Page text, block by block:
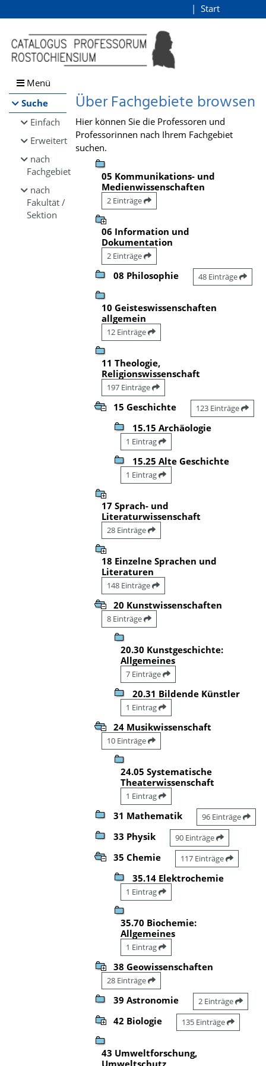
Browsen
direkt zum Inhalt
Start
Menü
Suche
Einfach
Erweitert
nach
Fachgebiet
nach
Fakultät /
Sektion
Über Fachgebiete browsen
Hier können Sie die Professoren und
Professorinnen nach Ihrem Fachgebiet
suchen.
05 Kommunikations- und
Medienwissenschaften
2 Einträge
06 Information und
Dokumentation
2 Einträge
08 Philosophie 48 Einträge
10 Geisteswissenschaften
allgemein
12 Einträge
11 Theologie,
Religionswissenschaft
197 Einträge
15 Geschichte 123 Einträge
15.15 Archäologie
1 Eintrag
15.25 Alte Geschichte
1 Eintrag
17 Sprach- und
Literaturwissenschaft
28 Einträge
18 Einzelne Sprachen und
Literaturen
148 Einträge
20 Kunstwissenschaften
8 Einträge
20.30 Kunstgeschichte:
Allgemeines
7 Einträge
20.31 Bildende Künstler
1 Eintrag
24 Musikwissenschaft
10 Einträge
24.05 Systematische
Theaterwissenschaft
1 Eintrag
31 Mathematik 96 Einträge
33 Physik 90 Einträge
35 Chemie 117 Einträge
35.14 Elektrochemie
1 Eintrag
35.70 Biochemie:
Allgemeines
1 Eintrag
38 Geowissenschaften
28 Einträge
39 Astronomie 2 Einträge
42 Biologie 135 Einträge
43 Umweltforschung,
Umweltschutz